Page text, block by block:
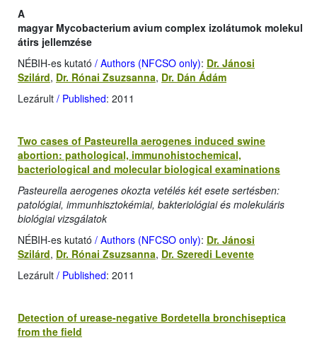
A
magyar Mycobacterium avium complex izolátumok molekul
átirs jellemzése
NÉBIH-es kutató / Authors (NFCSO only): Dr. Jánosi
Szilárd, Dr. Rónai Zsuzsanna, Dr. Dán Ádám
Lezárult / Published: 2011
Two cases of Pasteurella aerogenes induced swine
abortion: pathological, immunohistochemical,
bacteriological and molecular biological examinations
Pasteurella aerogenes okozta vetélés két esete sertésben:
patológiai, immunhisztokémiai, bakteriológiai és molekuláris
biológiai vizsgálatok
NÉBIH-es kutató / Authors (NFCSO only): Dr. Jánosi
Szilárd, Dr. Rónai Zsuzsanna, Dr. Szeredi Levente
Lezárult / Published: 2011
Detection of urease-negative Bordetella bronchiseptica
from the field